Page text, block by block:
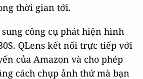
thời gian tới.
sung công cụ phát hiện hình
QLens kết nối trực tiếp với
của Amazon và cho phép
cách chụp ảnh thứ mà bạn